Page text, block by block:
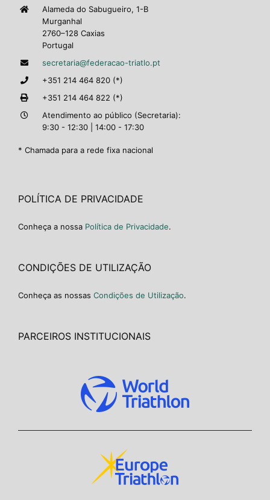
Alameda do Sabugueiro, 1-B
Murganhal
2760–128 Caxias
Portugal
secretaria@federacao-triatlo.pt
+351 214 464 820 (*)
+351 214 464 822 (*)
Atendimento ao público (Secretaria):
9:30 - 12:30 | 14:00 - 17:30
* Chamada para a rede fixa nacional
POLÍTICA DE PRIVACIDADE
Conheça a nossa Política de Privacidade.
CONDIÇÕES DE UTILIZAÇÃO
Conheça as nossas Condições de Utilização.
PARCEIROS INSTITUCIONAIS